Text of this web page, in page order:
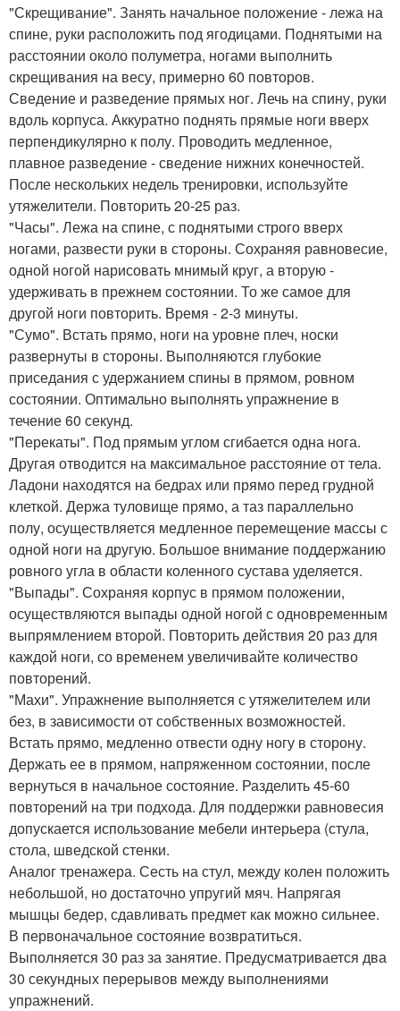
"Скрещивание". Занять начальное положение - лежа на
спине, руки расположить под ягодицами. Поднятыми на
расстоянии около полуметра, ногами выполнить
скрещивания на весу, примерно 60 повторов.
Сведение и разведение прямых ног. Лечь на спину, руки
вдоль корпуса. Аккуратно поднять прямые ноги вверх
перпендикулярно к полу. Проводить медленное,
плавное разведение - сведение нижних конечностей.
После нескольких недель тренировки, используйте
утяжелители. Повторить 20-25 раз.
"Часы". Лежа на спине, с поднятыми строго вверх
ногами, развести руки в стороны. Сохраняя равновесие,
одной ногой нарисовать мнимый круг, а вторую -
удерживать в прежнем состоянии. То же самое для
другой ноги повторить. Время - 2-3 минуты.
"Сумо". Встать прямо, ноги на уровне плеч, носки
развернуты в стороны. Выполняются глубокие
приседания с удержанием спины в прямом, ровном
состоянии. Оптимально выполнять упражнение в
течение 60 секунд.
"Перекаты". Под прямым углом сгибается одна нога.
Другая отводится на максимальное расстояние от тела.
Ладони находятся на бедрах или прямо перед грудной
клеткой. Держа туловище прямо, а таз параллельно
полу, осуществляется медленное перемещение массы с
одной ноги на другую. Большое внимание поддержанию
ровного угла в области коленного сустава уделяется.
"Выпады". Сохраняя корпус в прямом положении,
осуществляются выпады одной ногой с одновременным
выпрямлением второй. Повторить действия 20 раз для
каждой ноги, со временем увеличивайте количество
повторений.
"Махи". Упражнение выполняется с утяжелителем или
без, в зависимости от собственных возможностей.
Встать прямо, медленно отвести одну ногу в сторону.
Держать ее в прямом, напряженном состоянии, после
вернуться в начальное состояние. Разделить 45-60
повторений на три подхода. Для поддержки равновесия
допускается использование мебели интерьера (стула,
стола, шведской стенки.
Аналог тренажера. Сесть на стул, между колен положить
небольшой, но достаточно упругий мяч. Напрягая
мышцы бедер, сдавливать предмет как можно сильнее.
В первоначальное состояние возвратиться.
Выполняется 30 раз за занятие. Предусматривается два
30 секундных перерывов между выполнениями
упражнений.